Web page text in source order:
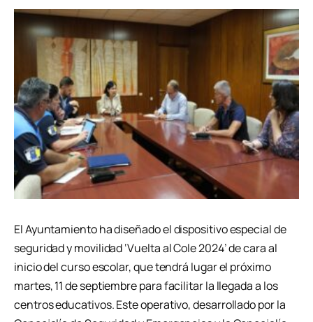
El Ayuntamiento ha diseñado el dispositivo especial de
seguridad y movilidad ‘Vuelta al Cole 2024’ de cara al
inicio del curso escolar, que tendrá lugar el próximo
martes, 11 de septiembre para facilitar la llegada a los
centros educativos. Este operativo, desarrollado por la